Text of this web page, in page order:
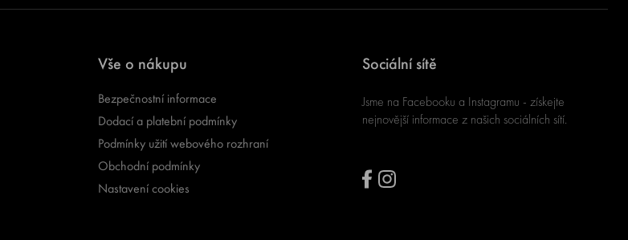
Vše o nákupu
Bezpečnostní informace
Dodací a platební podmínky
Podmínky užití webového rozhraní
Obchodní podmínky
Nastavení cookies
Sociální sítě
Jsme na Facebooku a Instagramu - získejte
nejnovější informace z našich sociálních sítí.